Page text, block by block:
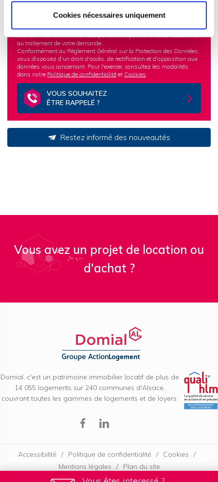
Cookies nécessaires uniquement
Les informations recueillies à partir de ce formulaire sont transmises
aux équipes administratives de Domial dans le but d'apporter une
réponse à votre demande de logements à acheter. Vos données
personnelles ne sont en aucun cas cédées ou vendues à des tiers.
Vos données sont conservées par Domial pour une durée nécessaire
au traitement de votre demande.
Conformément au Règlement Général sur la Protection des Données,
vous disposez d'un droit d'accès, de rectification et d'opposition aux
données vous concernant. Pour l'exercer, consultez les modalités
dans notre Politique de confidentialité et Cookies.
VOUS SOUHAITEZ
ÊTRE RAPPELÉ ?
Restez informé des nouveautés
Vous avez un projet de location ou
d'achat ?
Domial, c'est un patrimoine immobilier locatif de plus de
14 055 logements sur 240 communes d'Alsace,
couvrant toutes les gammes de logements et de loyers.
Accessibilité Politique de confidentialité
Cookies
Mentions légales
Plan du site